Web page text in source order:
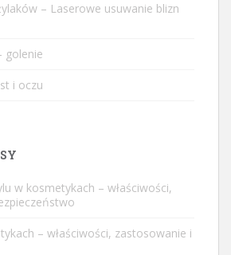
– Laserowe usuwanie blizn
golenie
i oczu
w kosmetykach – właściwości,
– właściwości, zastosowanie i